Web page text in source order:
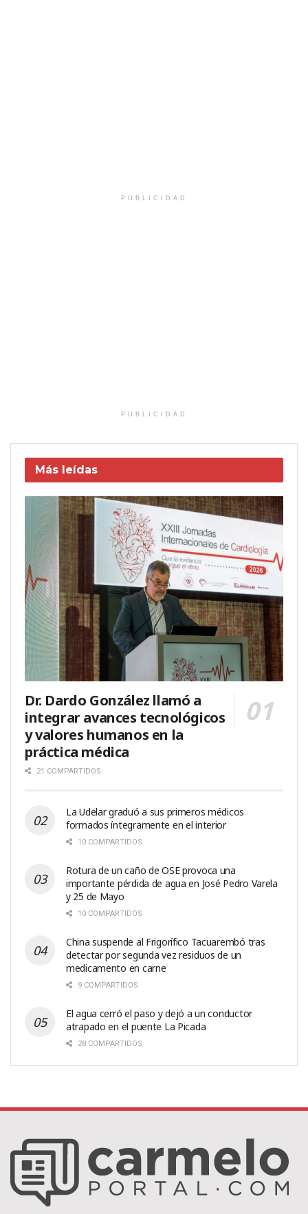
PUBLICIDAD
PUBLICIDAD
Más leídas
Dr. Dardo González llamó a
integrar avances tecnológicos
y valores humanos en la
práctica médica
21 COMPARTIDOS
La Udelar graduó a sus primeros médicos
formados íntegramente en el interior
10 COMPARTIDOS
Rotura de un caño de OSE provoca una
importante pérdida de agua en José Pedro Varela
y 25 de Mayo
10 COMPARTIDOS
China suspende al Frigorífico Tacuarembó tras
detectar por segunda vez residuos de un
medicamento en carne
9 COMPARTIDOS
El agua cerró el paso y dejó a un conductor
atrapado en el puente La Picada
28 COMPARTIDOS